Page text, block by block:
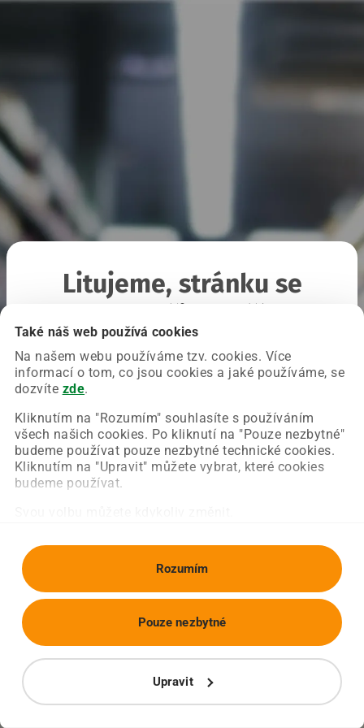
Také náš web používá cookies
Na našem webu používáme tzv. cookies. Více
informací o tom, co jsou cookies a jaké používáme, se
dozvíte zde.
Kliknutím na "Rozumím" souhlasíte s používáním
všech našich cookies. Po kliknutí na "Pouze nezbytné"
budeme používat pouze nezbytné technické cookies.
Kliknutím na "Upravit" můžete vybrat, které cookies
budeme používat.
Rozumím
Upravit
Pouze nezbytné
Litujeme, stránku se
Chyba nastala na naší straně a už ji opravujeme.
Zkuste prosím znovu načíst požadovanou stránku.
Obnovit stránku Úvodní strana